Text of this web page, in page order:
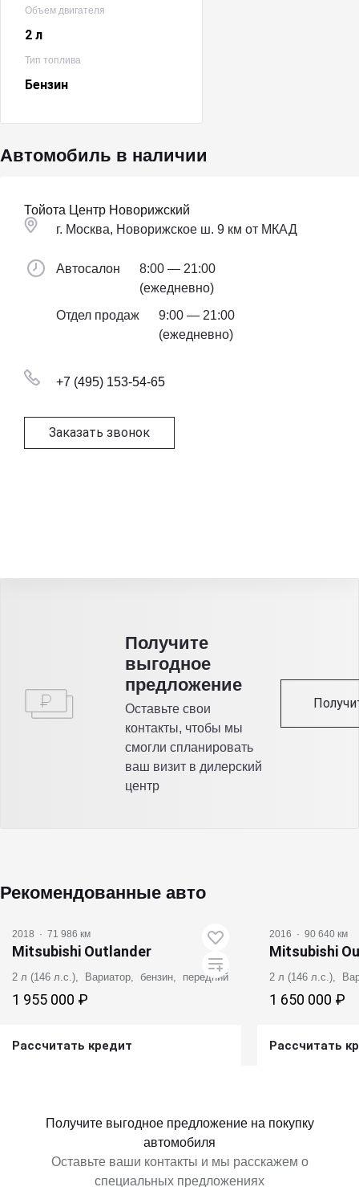
Объем двигателя
2 л
Тип топлива
Бензин
Автомобиль в наличии
Тойота Центр Новорижский
г. Москва, Новорижское ш. 9 км от МКАД
Автосалон
8:00 — 21:00
(ежедневно)
Отдел продаж
9:00 — 21:00
(ежедневно)
+7 (495) 153-54-65
Заказать звонок
Получитe
выгодное
предложение
Оставьте свои
контакты, чтобы мы
смогли спланировать
ваш визит в дилерский
центр
Рекомендованные авто
2018 · 71 986 км
Mitsubishi Outlander
2 л (146 л.с.), Вариатор, бензин, передний
1 955 000 ₽
Рассчитать кредит
2016 · 90 640 км
Mitsubishi
2 л (146 л.с.),
1 650 000 ₽
Рассчитать
Получите выгодное предложение на покупку
автомобиля
Оставьте ваши контакты и мы расскажем о
специальных предложениях